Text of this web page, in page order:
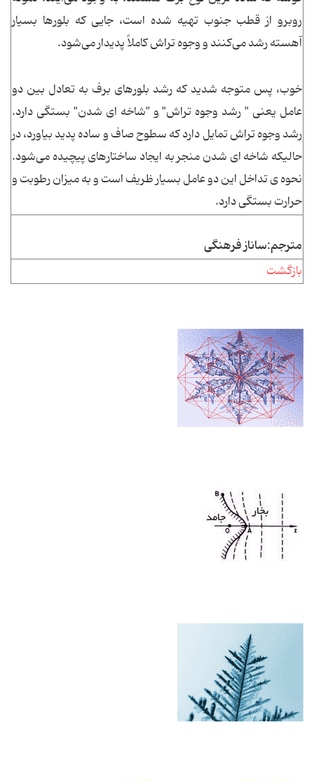
روبرو از قطب جنوب تهیه شده است، جایی که بلورها بسیار
آهسته رشد می‌کنند و وجوه تراش کاملاً پدیدار می‌شود.
خوب، پس متوجه شدید که رشد بلورهای برف به تعادل بین دو
عامل یعنی " رشد وجوه تراش" و "شاخه ای شدن" بستگی دارد.
رشد وجوه تراش تمایل دارد که سطوح صاف و ساده پدید بیاورد، در
حالیکه شاخه ای شدن منجر به ایجاد ساختارهای پیچیده می‌شود.
نحوه ی تداخل این دو عامل بسیار ظریف است و به میزان رطوبت و
حرارت بستگی دارد.
مترجم:ساناز فرهنگی
بازگشت